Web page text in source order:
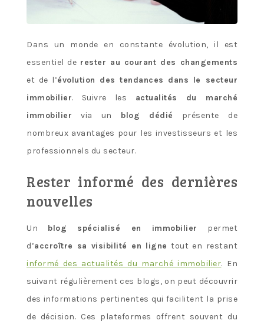
Dans un monde en constante évolution, il est
essentiel de rester au courant des changements
et de l’évolution des tendances dans le secteur
immobilier. Suivre les actualités du marché
immobilier via un blog dédié présente de
nombreux avantages pour les investisseurs et les
professionnels du secteur.
Rester informé des dernières
nouvelles
Un blog spécialisé en immobilier
permet
d’accroître sa visibilité en ligne tout en restant
informé des actualités du marché immobilier. En
suivant régulièrement ces blogs, on peut découvrir
des informations pertinentes qui facilitent la prise
de décision. Ces plateformes offrent souvent du